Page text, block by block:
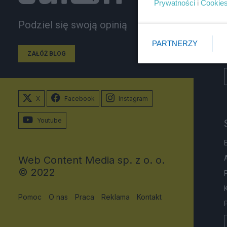
Podziel się swoją opinią
ZAŁÓŻ BLOG
X Facebook Instagram
Youtube
Web Content Media sp. z o. o.
© 2022
Pomoc O nas Praca Reklama Kontakt
Prywatności i Cookies
PARTNERZY